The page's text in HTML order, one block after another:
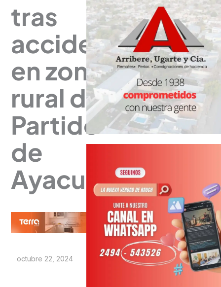
tras
accidentarse
en zona
rural del
Partido
de
Ayacucho
octubre 22, 2024